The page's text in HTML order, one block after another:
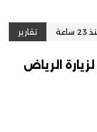
ساعة تقارير
الرياض